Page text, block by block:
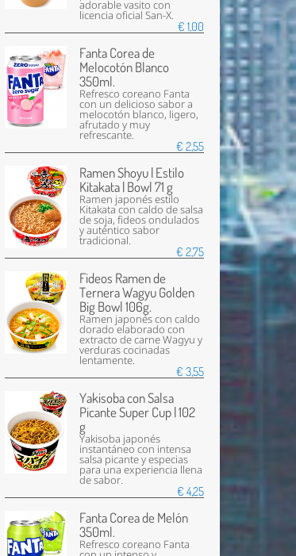
adorable vasito con
licencia oficial San-X.
€ 1,00
Fanta Corea de
Melocotón Blanco
350ml.
Refresco coreano Fanta
con un delicioso sabor a
melocotón blanco, ligero,
afrutado y muy
refrescante.
€ 2,55
Ramen Shoyu | Estilo
Kitakata | Bowl 71 g
Ramen japonés estilo
Kitakata con caldo de salsa
de soja, fideos ondulados
y auténtico sabor
tradicional.
€ 2,75
Fideos Ramen de
Ternera Wagyu Golden
Big Bowl 106g.
Ramen japonés con caldo
dorado elaborado con
extracto de carne Wagyu y
verduras cocinadas
lentamente.
€ 3,55
Yakisoba con Salsa
Picante Super Cup | 102
g
Yakisoba japonés
instantáneo con intensa
salsa picante y especias
para una experiencia llena
de sabor.
€ 4,25
Fanta Corea de Melón
350ml.
Refresco coreano Fanta